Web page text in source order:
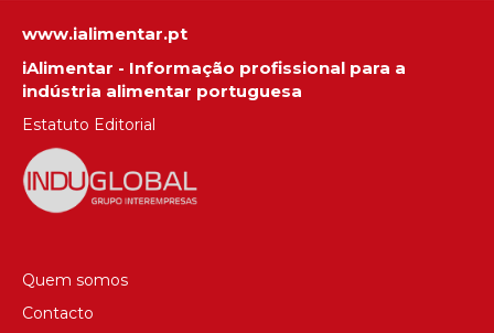
www.ialimentar.pt
iAlimentar - Informação profissional para a
indústria alimentar portuguesa
Estatuto Editorial
Quem somos
Contacto